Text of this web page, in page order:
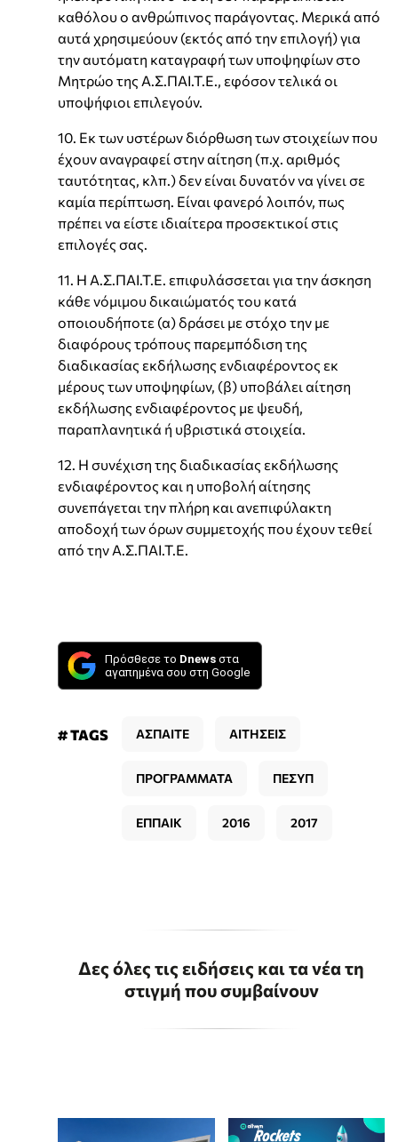
καθόλου ο ανθρώπινος παράγοντας. Μερικά από
αυτά χρησιμεύουν (εκτός από την επιλογή) για
την αυτόματη καταγραφή των υποψηφίων στο
Μητρώο της Α.Σ.ΠΑΙ.Τ.Ε., εφόσον τελικά οι
υποψήφιοι επιλεγούν.
10. Εκ των υστέρων διόρθωση των στοιχείων που
έχουν αναγραφεί στην αίτηση (π.χ. αριθμός
ταυτότητας, κλπ.) δεν είναι δυνατόν να γίνει σε
καμία περίπτωση. Είναι φανερό λοιπόν, πως
πρέπει να είστε ιδιαίτερα προσεκτικοί στις
επιλογές σας.
11. Η Α.Σ.ΠΑΙ.Τ.Ε. επιφυλάσσεται για την άσκηση
κάθε νόμιμου δικαιώματός του κατά
οποιουδήποτε (α) δράσει με στόχο την με
διαφόρους τρόπους παρεμπόδιση της
διαδικασίας εκδήλωσης ενδιαφέροντος εκ
μέρους των υποψηφίων, (β) υποβάλει αίτηση
εκδήλωσης ενδιαφέροντος με ψευδή,
παραπλανητικά ή υβριστικά στοιχεία.
12. Η συνέχιση της διαδικασίας εκδήλωσης
ενδιαφέροντος και η υποβολή αίτησης
συνεπάγεται την πλήρη και ανεπιφύλακτη
αποδοχή των όρων συμμετοχής που έχουν τεθεί
από την Α.Σ.ΠΑΙ.Τ.Ε.
Πρόσθεσε το Dnews στα
αγαπημένα σου στη Google
# TAGS ΑΣΠΑΙΤΕ ΑΙΤΗΣΕΙΣ
ΠΡΟΓΡΑΜΜΑΤΑ ΠΕΣΥΠ
ΕΠΠΑΙΚ 2016 2017
Δες όλες τις ειδήσεις και τα νέα τη
στιγμή που συμβαίνουν